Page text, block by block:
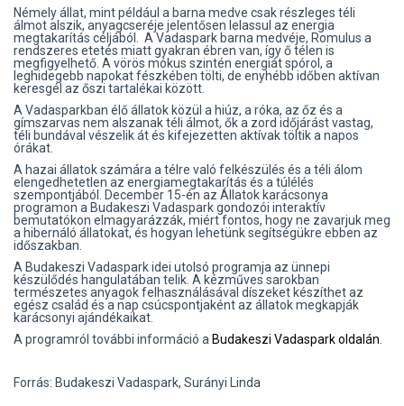
Némely állat, mint például a barna medve csak részleges téli
álmot alszik, anyagcseréje jelentősen lelassul az energia
megtakarítás céljából. A Vadaspark barna medvéje, Romulus a
rendszeres etetés miatt gyakran ébren van, így ő télen is
megfigyelhető. A vörös mókus szintén energiát spórol, a
leghidegebb napokat fészkében tölti, de enyhébb időben aktívan
keresgél az őszi tartalékai között.
A Vadasparkban élő állatok közül a hiúz, a róka, az őz és a
gímszarvas nem alszanak téli álmot, ők a zord időjárást vastag,
téli bundával vészelik át és kifejezetten aktívak töltik a napos
órákat.
A hazai állatok számára a télre való felkészülés és a téli álom
elengedhetetlen az energiamegtakarítás és a túlélés
szempontjából. December 15-én az Állatok karácsonya
programon a Budakeszi Vadaspark gondozói interaktív
bemutatókon elmagyarázzák, miért fontos, hogy ne zavarjuk meg
a hibernáló állatokat, és hogyan lehetünk segítségükre ebben az
időszakban.
A Budakeszi Vadaspark idei utolsó programja az ünnepi
készülődés hangulatában telik. A kézműves sarokban
természetes anyagok felhasználásával díszeket készíthet az
egész család és a nap csúcspontjaként az állatok megkapják
karácsonyi ajándékaikat.
A programról további információ a Budakeszi Vadaspark oldalán.
Forrás: Budakeszi Vadaspark, Surányi Linda